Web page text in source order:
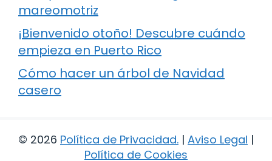
mareomotriz
¡Bienvenido otoño! Descubre cuándo
empieza en Puerto Rico
Cómo hacer un árbol de Navidad
casero
© 2026 Política de Privacidad. | Aviso Legal |
Política de Cookies